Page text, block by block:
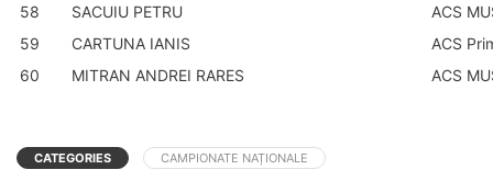
58
SACUIU PETRU
ACS
59
CARTUNA IANIS
ACS
60
MITRAN ANDREI RARES ACS
CATEGORIES CAMPIONATE NAȚIONALE